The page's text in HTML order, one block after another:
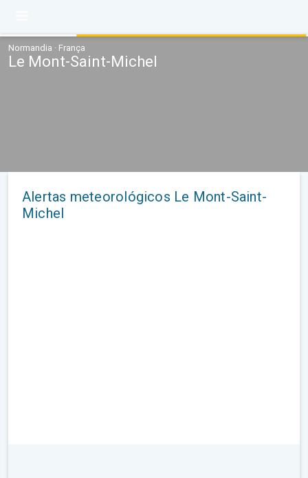
Normandia · França
Le Mont-Saint-Michel
Alertas meteorológicos Le Mont-Saint-
Michel